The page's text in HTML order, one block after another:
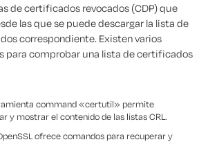
de certificados revocados (CDP) que
las que se puede descargar la lista de
correspondiente. Existen varios
para comprobar una lista de certificados
command «certutil» permite
y mostrar el contenido de las listas CRL.
ofrece comandos para recuperar y